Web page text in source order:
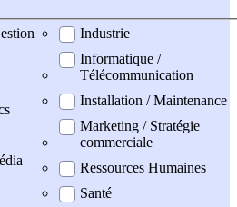
Industrie
Informatique /
Télécommunication
Installation / Maintenance
Marketing / Stratégie
commerciale
Ressources Humaines
Santé